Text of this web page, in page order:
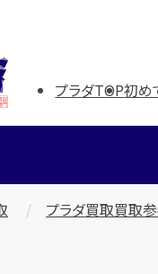
プラダTOP初め
プラダ買取買取